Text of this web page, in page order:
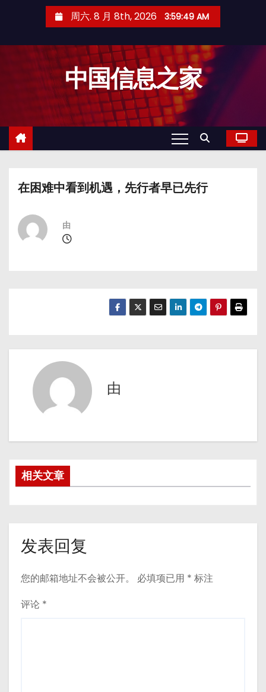
周六. 8 月 8th, 2026 3:59:49 AM
中国信息之家
在困难中看到机遇，先行者早已先行
由
由
相关文章
发表回复
您的邮箱地址不会被公开。 必填项已用 * 标注
评论 *